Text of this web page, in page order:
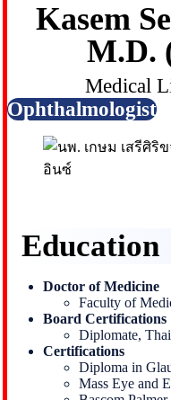
Kasem
M.D.
Medical
Ophthalmologist
Education
Doctor of Medicine
Faculty of
Board Certifications
Diplomate,
Certifications
Diploma in
Mass Eye and